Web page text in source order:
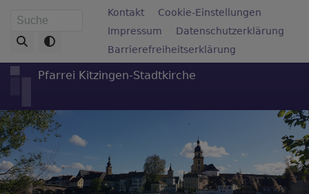
zum
Inhalt
Suche Fußbereichsmenü
Kontakt
Cookie-Einstellungen
Impressum
Datenschutzerklärung
Barrierefreiheitserklärung
Pfarrei Kitzingen-Stadtkirche